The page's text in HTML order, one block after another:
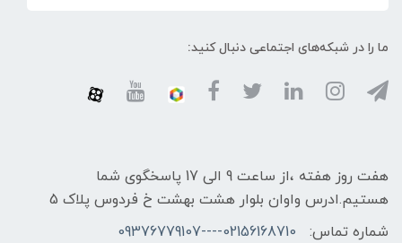
ما را در شبکه‌های اجتماعی دنبال کنید:
هفت روز هفته ،از ساعت 9 الی 17 پاسخگوی شما
هستیم.ادرس واوان بلوار هشت بهشت خ فردوس پلاک 5
شماره تماس:
02156168710----09376779107